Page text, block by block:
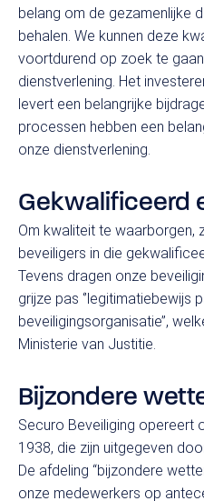
Opleidingen
Beveiliger 2
belang om de gezamenlijke
behalen. We kunnen deze
voortdurend op zoek te
dienstverlening. Het
levert een belangrijke
processen hebben een
onze dienstverlening.
Gekwalificeerd
Om kwaliteit te waarborgen,
beveiligers in die
Tevens dragen onze
grijze pas ‘’legitimatiebewijs
beveiligingsorganisatie’’,
Ministerie van Justitie.
Bijzondere
Securo Beveiliging opereert
1938, die zijn uitgegeven
De afdeling “bijzondere
onze medewerkers op